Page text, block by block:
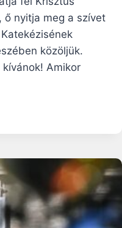
ő nyitja meg a szívet
közöljük.
Amikor